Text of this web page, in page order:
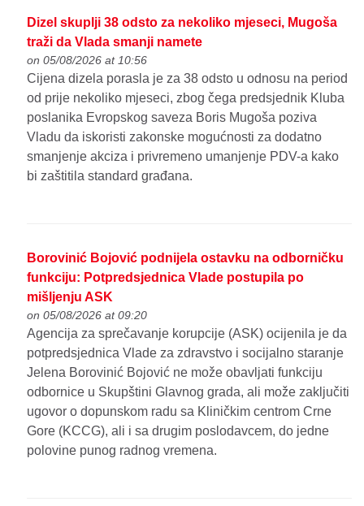
Dizel skuplji 38 odsto za nekoliko mjeseci, Mugoša
traži da Vlada smanji namete
on 05/08/2026 at 10:56
Cijena dizela porasla je za 38 odsto u odnosu na period
od prije nekoliko mjeseci, zbog čega predsjednik Kluba
poslanika Evropskog saveza Boris Mugoša poziva
Vladu da iskoristi zakonske mogućnosti za dodatno
smanjenje akciza i privremeno umanjenje PDV-a kako
bi zaštitila standard građana.
Borovinić Bojović podnijela ostavku na odborničku
funkciju: Potpredsjednica Vlade postupila po
mišljenju ASK
on 05/08/2026 at 09:20
Agencija za sprečavanje korupcije (ASK) ocijenila je da
potpredsjednica Vlade za zdravstvo i socijalno staranje
Jelena Borovinić Bojović ne može obavljati funkciju
odbornice u Skupštini Glavnog grada, ali može zaključiti
ugovor o dopunskom radu sa Kliničkim centrom Crne
Gore (KCCG), ali i sa drugim poslodavcem, do jedne
polovine punog radnog vremena.